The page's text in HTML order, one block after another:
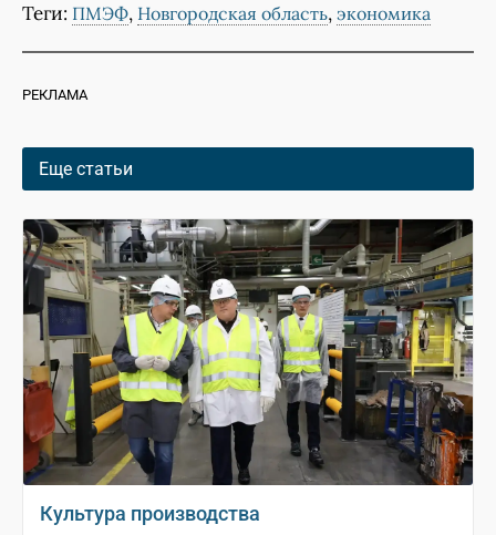
Теги: ПМЭФ, Новгородская область, экономика
РЕКЛАМА
Еще статьи
Культура производства